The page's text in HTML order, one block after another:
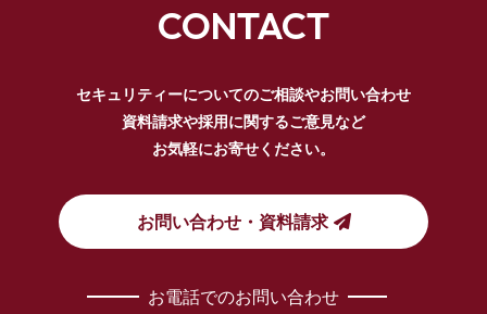
CONTACT
セキュリティーについてのご相談やお問い合わせ
資料請求や採用に関するご意見など
お気軽にお寄せください。
お問い合わせ・資料請求
お電話でのお問い合わせ